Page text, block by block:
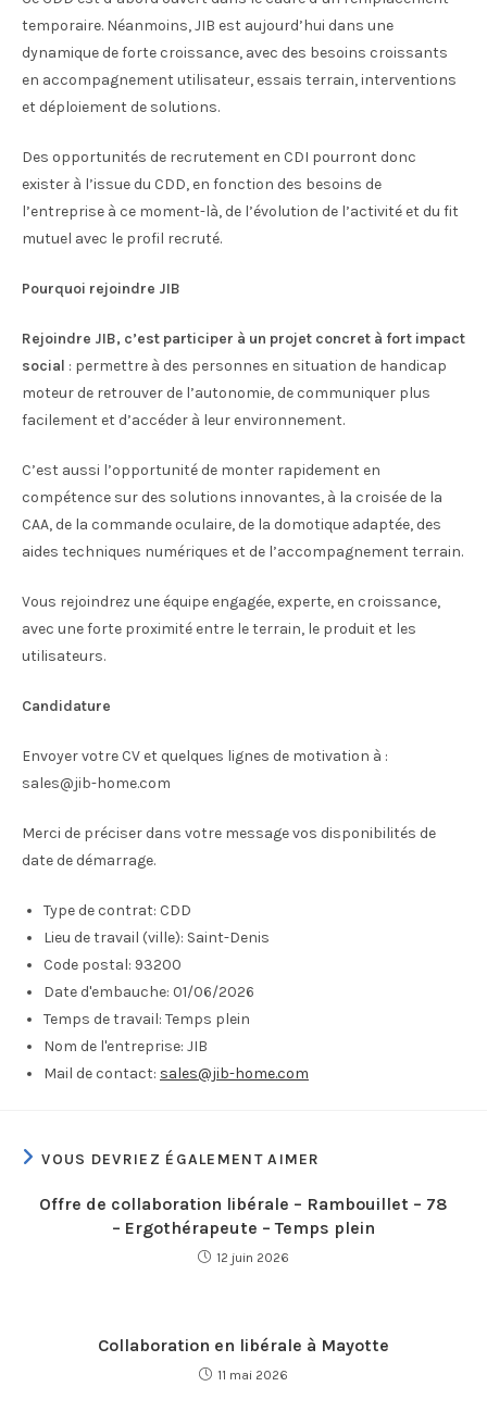
temporaire. Néanmoins, JIB est aujourd’hui dans une
dynamique de forte croissance, avec des besoins croissants
en accompagnement utilisateur, essais terrain, interventions
et déploiement de solutions.
Des opportunités de recrutement en CDI pourront donc
exister à l’issue du CDD, en fonction des besoins de
l’entreprise à ce moment-là, de l’évolution de l’activité et du fit
mutuel avec le profil recruté.
Pourquoi rejoindre JIB
Rejoindre JIB, c’est participer à un projet concret à fort impact
social : permettre à des personnes en situation de handicap
moteur de retrouver de l’autonomie, de communiquer plus
facilement et d’accéder à leur environnement.
C’est aussi l’opportunité de monter rapidement en
compétence sur des solutions innovantes, à la croisée de la
CAA, de la commande oculaire, de la domotique adaptée, des
aides techniques numériques et de l’accompagnement terrain.
Vous rejoindrez une équipe engagée, experte, en croissance,
avec une forte proximité entre le terrain, le produit et les
utilisateurs.
Candidature
Envoyer votre CV et quelques lignes de motivation à :
sales@jib-home.com
Merci de préciser dans votre message vos disponibilités de
date de démarrage.
Type de contrat: CDD
Lieu de travail (ville): Saint-Denis
Code postal: 93200
Date d'embauche: 01/06/2026
Temps de travail: Temps plein
Nom de l'entreprise: JIB
Mail de contact: sales@jib-home.com
VOUS DEVRIEZ ÉGALEMENT AIMER
Offre de collaboration libérale – Rambouillet – 78
– Ergothérapeute – Temps plein
12 juin 2026
Collaboration en libérale à Mayotte
11 mai 2026